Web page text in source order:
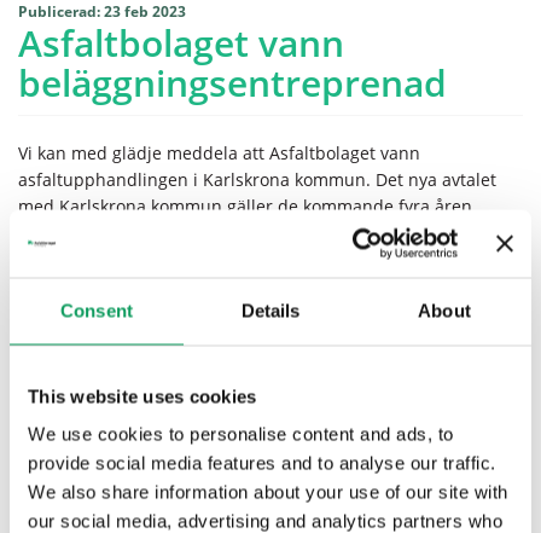
Consent Details About
This website uses cookies
We use cookies to personalise content and ads, to
provide social media features and to analyse our traffic.
We also share information about your use of our site with
our social media, advertising and analytics partners who
Publicerad: 23 feb 2023
Asfaltbolaget vann
beläggningsentreprenad
Vi kan med glädje meddela att Asfaltbolaget vann
asfaltupphandlingen i Karlskrona kommun. Det nya avtalet
med Karlskrona kommun gäller de kommande fyra åren.
"Vi är jätteglada för det fortsatta förtroendet att fortsätta som
emot ett fortsatt gott samarbete" säger Kent Bergman
Platschef asfalt i Blekinge.
Asfaltbolaget - Mark & beläggning